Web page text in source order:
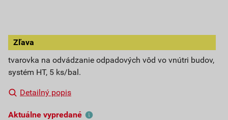
Zľava
tvarovka na odvádzanie odpadových vôd vo vnútri budov,
systém HT, 5 ks/bal.
Detailný popis
Aktuálne vypredané